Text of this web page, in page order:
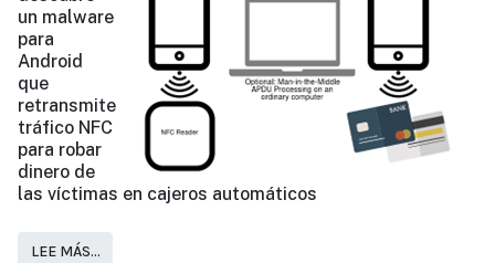
un malware
para
Android
que
retransmite
tráfico NFC
para robar
dinero de
las víctimas en cajeros automáticos
LEE MÁS…